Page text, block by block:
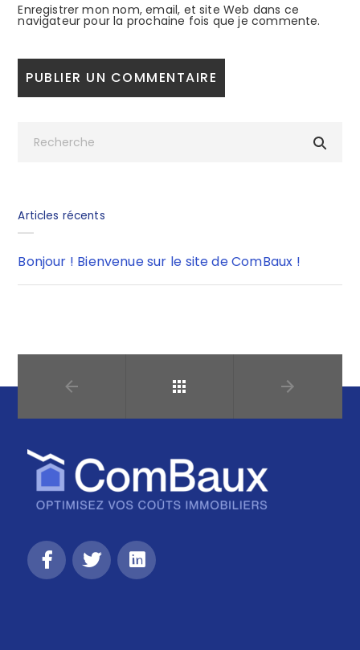
Enregistrer mon nom, email, et site Web dans ce
navigateur pour la prochaine fois que je commente.
Articles récents
Bonjour ! Bienvenue sur le site de ComBaux !